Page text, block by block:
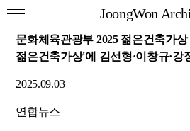
JoongWon
문화체육관광부 2025 젊은건축가
젊은건축가상'에 김선형·이창규·강
2025.09.03
연합뉴스